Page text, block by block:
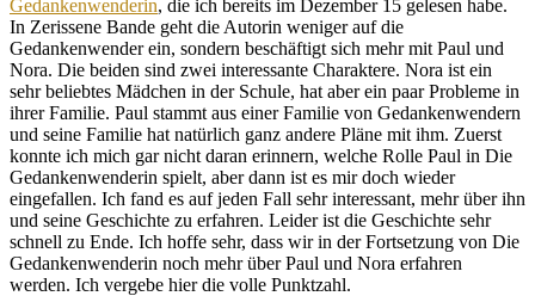
Gedankenwenderin, die ich bereits im Dezember 15 gelesen habe.
In Zerissene Bande geht die Autorin weniger auf die
Gedankenwender ein, sondern beschäftigt sich mehr mit Paul und
Nora. Die beiden sind zwei interessante Charaktere. Nora ist ein
sehr beliebtes Mädchen in der Schule, hat aber ein paar Probleme in
ihrer Familie. Paul stammt aus einer Familie von Gedankenwendern
und seine Familie hat natürlich ganz andere Pläne mit ihm. Zuerst
konnte ich mich gar nicht daran erinnern, welche Rolle Paul in Die
Gedankenwenderin spielt, aber dann ist es mir doch wieder
eingefallen. Ich fand es auf jeden Fall sehr interessant, mehr über ihn
und seine Geschichte zu erfahren. Leider ist die Geschichte sehr
schnell zu Ende. Ich hoffe sehr, dass wir in der Fortsetzung von Die
Gedankenwenderin noch mehr über Paul und Nora erfahren
werden. Ich vergebe hier die volle Punktzahl.